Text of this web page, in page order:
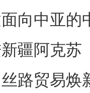
向中亚的
疆阿克苏
丝路贸易